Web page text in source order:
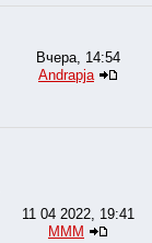
Вчера, 14:54
Andrapja
11 04 2022, 19:41
МММ